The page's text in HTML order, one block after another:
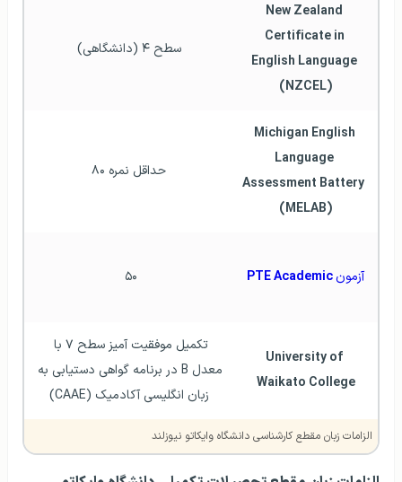
New Zealand
Certificate in
English Language
(NZCEL)
سطح ۴ (دانشگاهی)
Michigan English
Language
Assessment Battery
(MELAB)
حداقل نمره ۸۰
آزمون ۵۰
University of
Waikato College
زبان انگلیسی آکادمیک (CAAE)
الزامات زبان مقطع کارشناسی دانشگاه وایکاتو نیوزلند